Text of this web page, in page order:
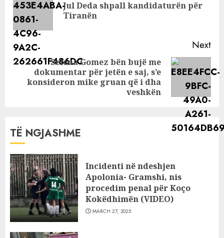
Jul Deda shpall kandidaturën për
Tiranën
Next
post:
Selena Gomez bën bujë me
dokumentar për jetën e saj, s’e
konsideron mike gruan që i dha
veshkën
TË NGJASHME
Incidenti në ndeshjen
Apolonia- Gramshi, nis
procedim penal për Koço
Kokëdhimën (VIDEO)
MARCH 27, 2025